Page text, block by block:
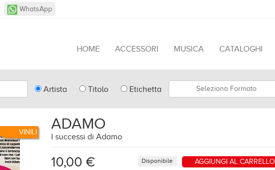
WhatsApp
HOME ACCESSORI MUSICA CATALOGHI
TypeArtista Titolo Etichetta Formato
VINILI ADAMO
I successi di Adamo
10,00 € Disponibile AGGIUNGI AL CARRELLO